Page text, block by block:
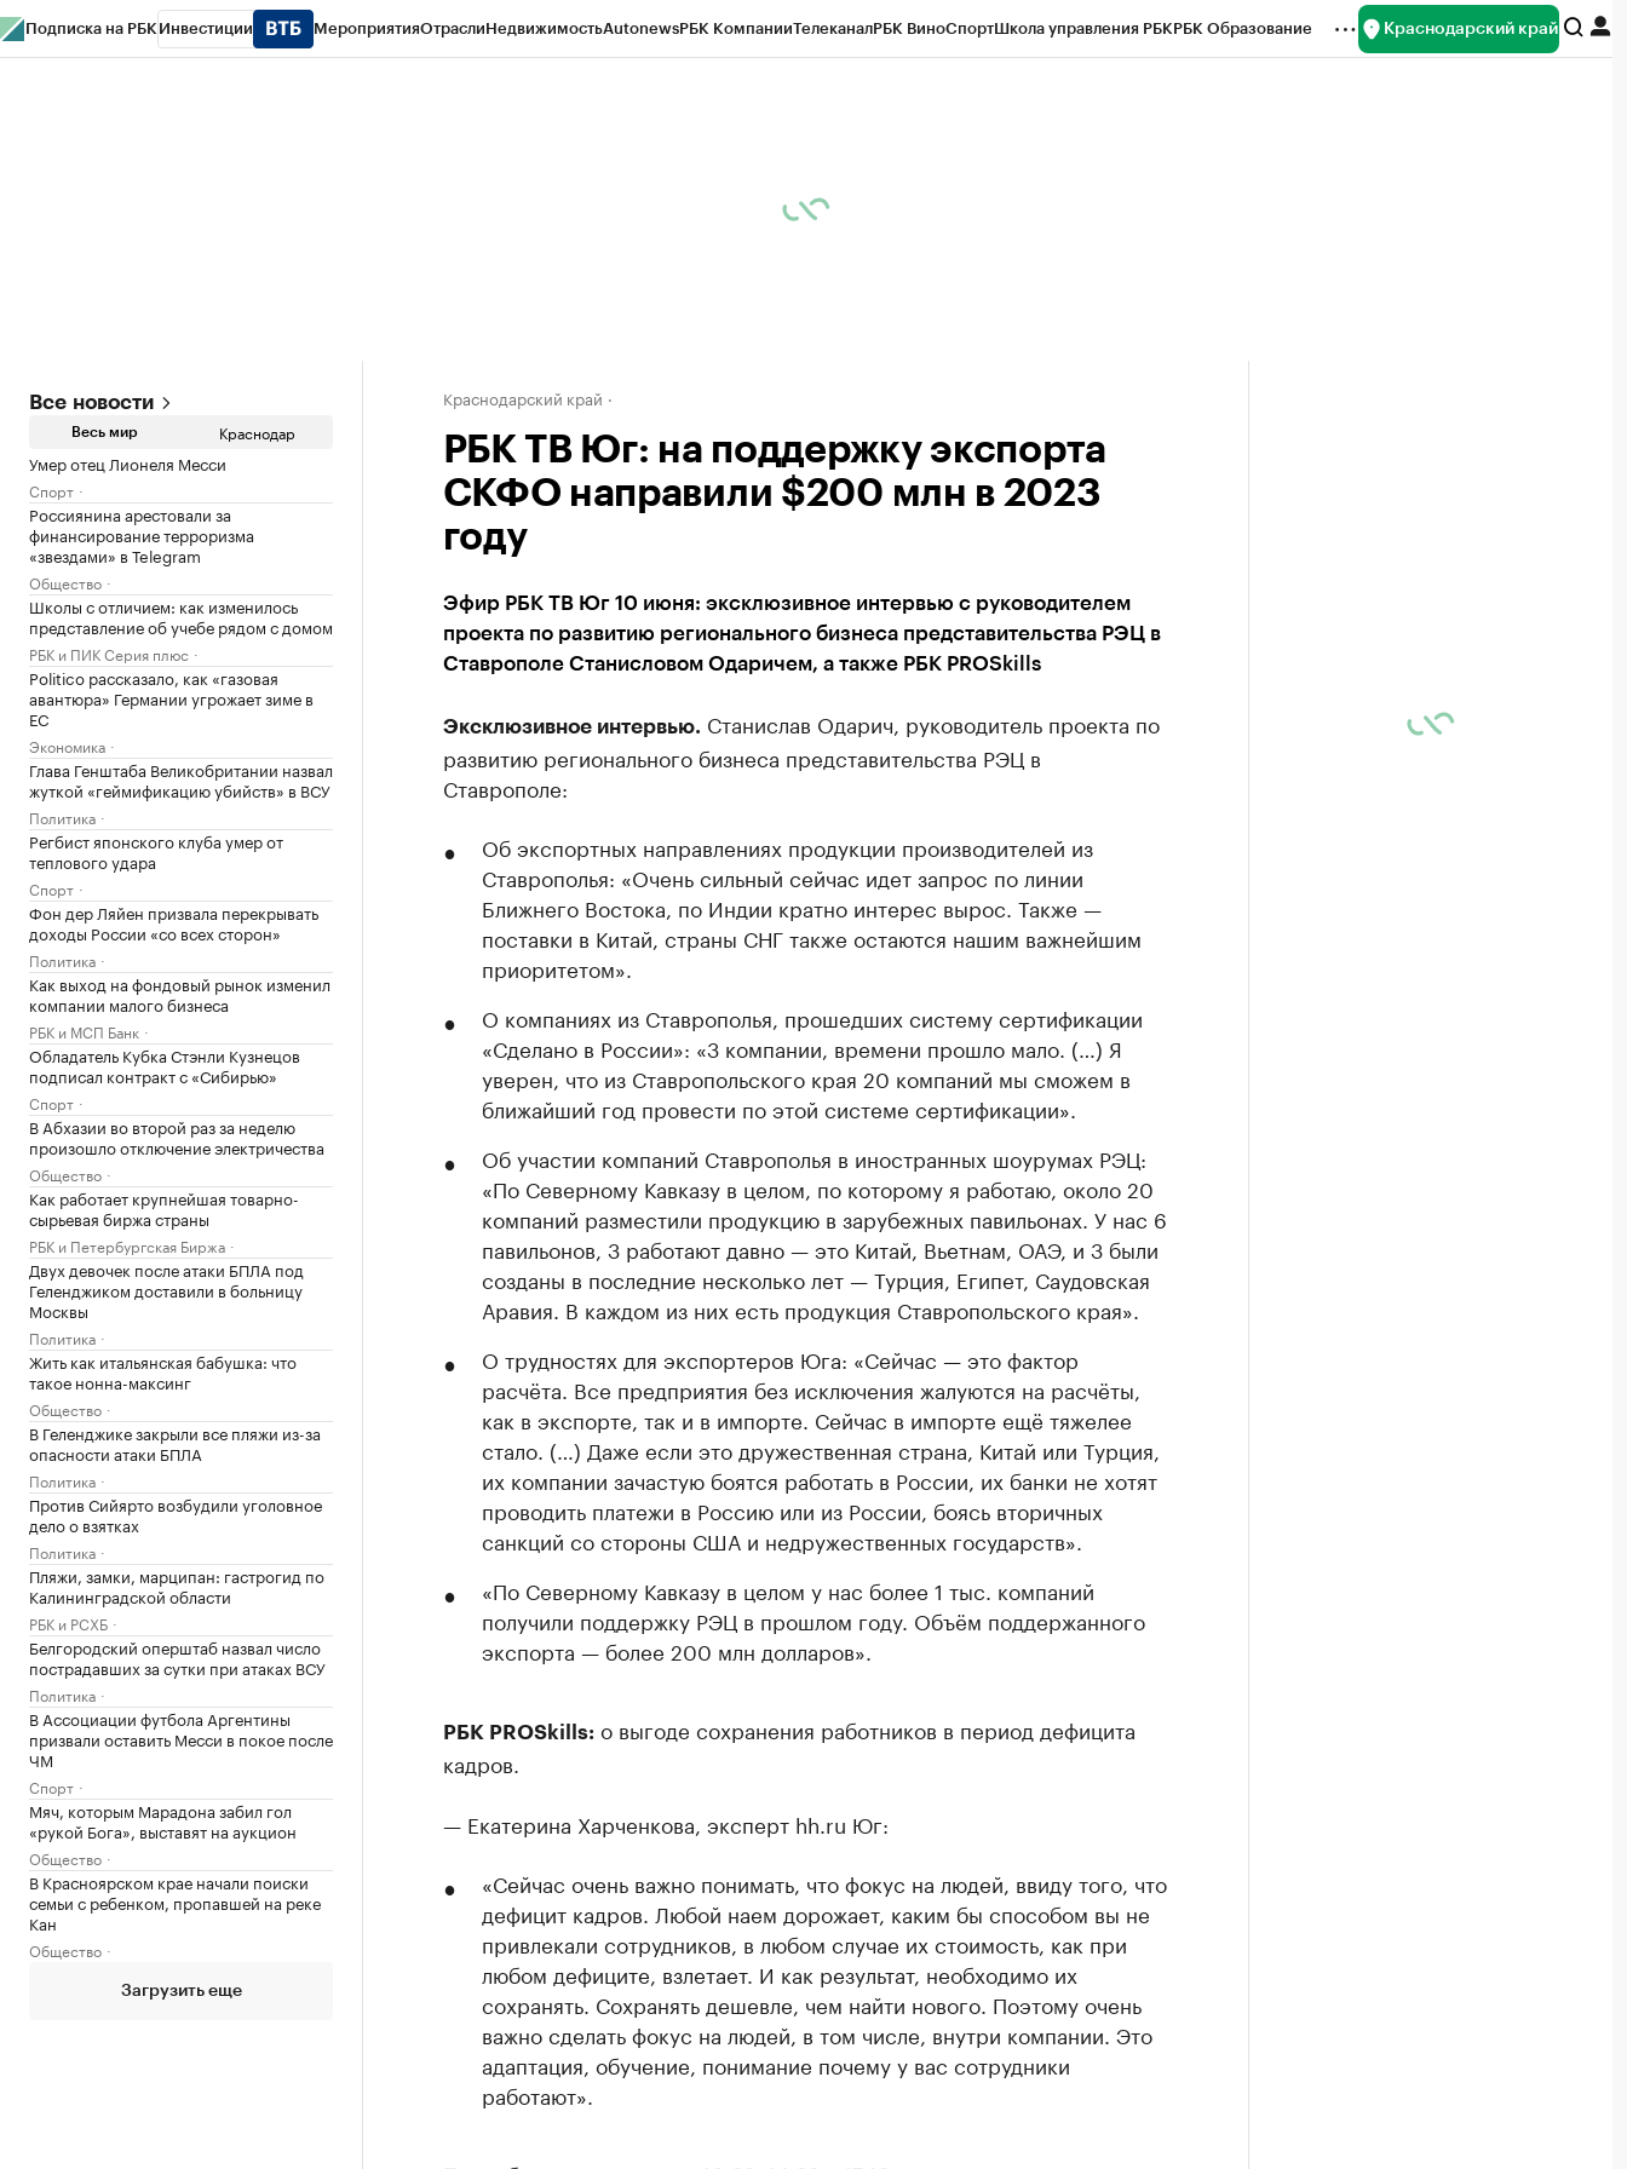
Подписка на РБК Инвестиции МероприятияОтраслиНедвижимостьAutonewsРБК КомпанииТелеканалРБК ВиноСпортШкола управления РБКРБК Образование Краснодарский край
Все новости
Весь мир Краснодар
Умер отец Лионеля Месси
Спорт
Россиянина арестовали за
финансирование терроризма
«звездами» в Telegram
Общество
Школы с отличием: как изменилось
представление об учебе рядом с домом
РБК и ПИК Серия плюс
Politico рассказало, как «газовая
авантюра» Германии угрожает зиме в
ЕС
Экономика
Глава Генштаба Великобритании назвал
жуткой «геймификацию убийств» в ВСУ
Политика
Регбист японского клуба умер от
теплового удара
Спорт
Фон дер Ляйен призвала перекрывать
доходы России «со всех сторон»
Политика
Как выход на фондовый рынок изменил
компании малого бизнеса
РБК и МСП Банк
Обладатель Кубка Стэнли Кузнецов
подписал контракт с «Сибирью»
Спорт
В Абхазии во второй раз за неделю
произошло отключение электричества
Общество
Как работает крупнейшая товарно-
сырьевая биржа страны
РБК и Петербургская Биржа
Двух девочек после атаки БПЛА под
Геленджиком доставили в больницу
Москвы
Политика
Жить как итальянская бабушка: что
такое нонна-максинг
Общество
В Геленджике закрыли все пляжи из-за
опасности атаки БПЛА
Политика
Против Сийярто возбудили уголовное
дело о взятках
Политика
Пляжи, замки, марципан: гастрогид по
Калининградской области
РБК и РСХБ
Белгородский оперштаб назвал число
пострадавших за сутки при атаках ВСУ
Политика
В Ассоциации футбола Аргентины
призвали оставить Месси в покое после
ЧМ
Спорт
Мяч, которым Марадона забил гол
«рукой Бога», выставят на аукцион
Общество
В Красноярском крае начали поиски
семьи с ребенком, пропавшей на реке
Кан
Общество
Загрузить еще
Краснодарский край
РБК ТВ Юг: на поддержку экспорта
СКФО направили $200 млн в 2023
году
Эфир РБК ТВ Юг 10 июня: эксклюзивное интервью с руководителем
проекта по развитию регионального бизнеса представительства РЭЦ в
Ставрополе Станисловом Одаричем, а также РБК PROSkills
Эксклюзивное интервью. Станислав Одарич, руководитель проекта по
развитию регионального бизнеса представительства РЭЦ в
Ставрополе:
Об экспортных направлениях продукции производителей из
Ставрополья: «Очень сильный сейчас идет запрос по линии
Ближнего Востока, по Индии кратно интерес вырос. Также —
поставки в Китай, страны СНГ также остаются нашим важнейшим
приоритетом».
О компаниях из Ставрополья, прошедших систему сертификации
«Сделано в России»: «3 компании, времени прошло мало. (…) Я
уверен, что из Ставропольского края 20 компаний мы сможем в
ближайший год провести по этой системе сертификации».
Об участии компаний Ставрополья в иностранных шоурумах РЭЦ:
«По Северному Кавказу в целом, по которому я работаю, около 20
компаний разместили продукцию в зарубежных павильонах. У нас 6
павильонов, 3 работают давно — это Китай, Вьетнам, ОАЭ, и 3 были
созданы в последние несколько лет — Турция, Египет, Саудовская
Аравия. В каждом из них есть продукция Ставропольского края».
О трудностях для экспортеров Юга: «Сейчас — это фактор
расчёта. Все предприятия без исключения жалуются на расчёты,
как в экспорте, так и в импорте. Сейчас в импорте ещё тяжелее
стало. (…) Даже если это дружественная страна, Китай или Турция,
их компании зачастую боятся работать в России, их банки не хотят
проводить платежи в Россию или из России, боясь вторичных
санкций со стороны США и недружественных государств».
«По Северному Кавказу в целом у нас более 1 тыс. компаний
получили поддержку РЭЦ в прошлом году. Объём поддержанного
экспорта — более 200 млн долларов».
РБК PROSkills:о выгоде сохранения работников в период дефицита
кадров.
— Екатерина Харченкова, эксперт hh.ru Юг:
«Сейчас очень важно понимать, что фокус на людей, ввиду того, что
дефицит кадров. Любой наем дорожает, каким бы способом вы не
привлекали сотрудников, в любом случае их стоимость, как при
любом дефиците, взлетает. И как результат, необходимо их
сохранять. Сохранять дешевле, чем найти нового. Поэтому очень
важно сделать фокус на людей, в том числе, внутри компании. Это
адаптация, обучение, понимание почему у вас сотрудники
работают».